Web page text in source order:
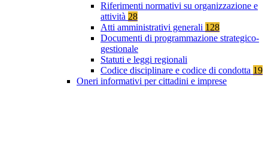
Riferimenti normativi su organizzazione e
attività 28
Atti amministrativi generali 128
Documenti di programmazione strategico-
gestionale
Statuti e leggi regionali
Codice disciplinare e codice di condotta 19
Oneri informativi per cittadini e imprese